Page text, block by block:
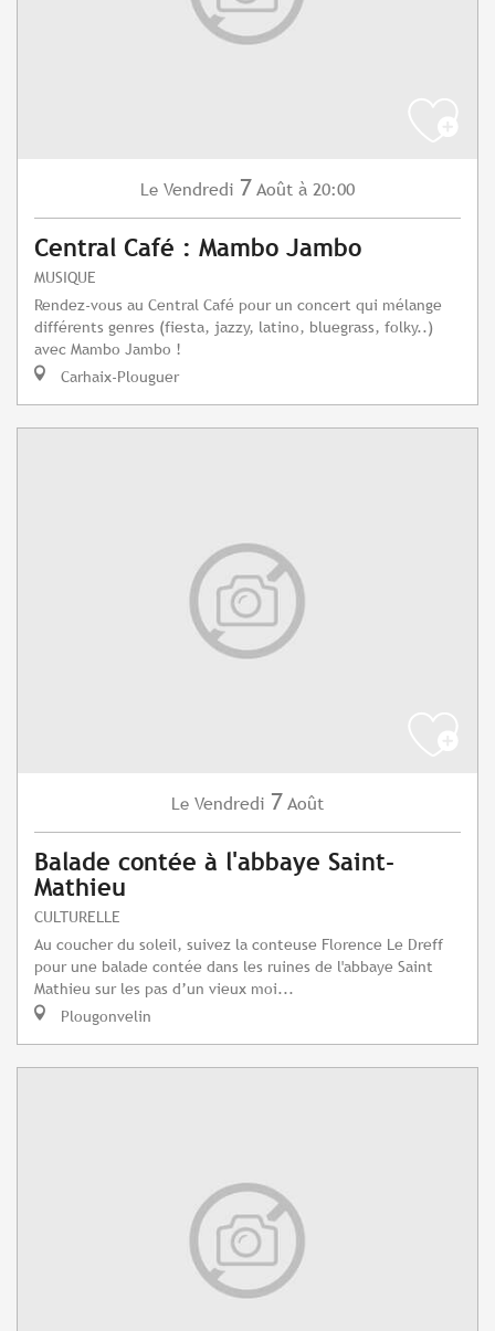
Le Vendredi 7 Août à 20:00
Central Café : Mambo Jambo
MUSIQUE
Rendez-vous au Central Café pour un concert qui mélange
différents genres (fiesta, jazzy, latino, bluegrass, folky..)
avec Mambo Jambo !
Carhaix-Plouguer
Le Vendredi 7 Août
Balade contée à l'abbaye Saint-
Mathieu
CULTURELLE
Au coucher du soleil, suivez la conteuse Florence Le Dreff
pour une balade contée dans les ruines de l'abbaye Saint
Mathieu sur les pas d’un vieux moi...
Plougonvelin